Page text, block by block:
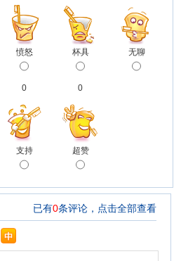
愤怒 杯具 无聊
0
支持
0
超赞